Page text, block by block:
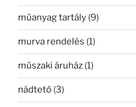
műanyag tartály (9)
murva rendelés (1)
műszaki áruház (1)
nádtető (3)